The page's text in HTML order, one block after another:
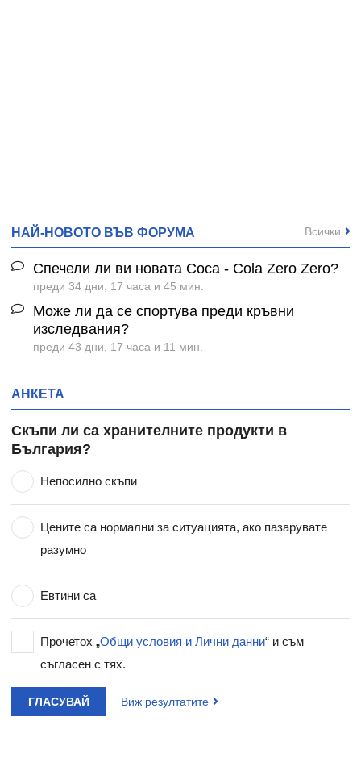
НАЙ-НОВОТО ВЪВ ФОРУМА
Спечели ли ви новата Coca - Cola Zero Zero?
преди 34 дни, 17 часа и 45 мин.
Може ли да се спортува преди кръвни
изследвания?
преди 43 дни, 17 часа и 11 мин.
Всички
АНКЕТА
Скъпи ли са хранителните продукти в
България?
Непосилно скъпи
Цените са нормални за ситуацията, ако пазарувате
разумно
Евтини са
Прочетох „Общи условия и Лични данни“ и съм
съгласен с тях.
ГЛАСУВАЙ Виж резултатите